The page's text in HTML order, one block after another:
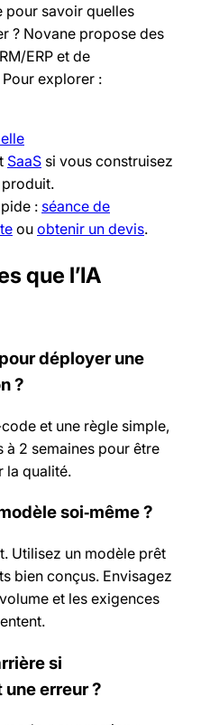
pour savoir quelles
? Novane propose des
ERP et de
explorer :
SaaS si vous construisez
: séance de
ou obtenir un devis.
que l’IA
déployer une
?
et une règle simple,
2 semaines pour être
la qualité.
soi‑même ?
Utilisez un modèle prêt
bien conçus. Envisagez
et les exigences
si
erreur ?